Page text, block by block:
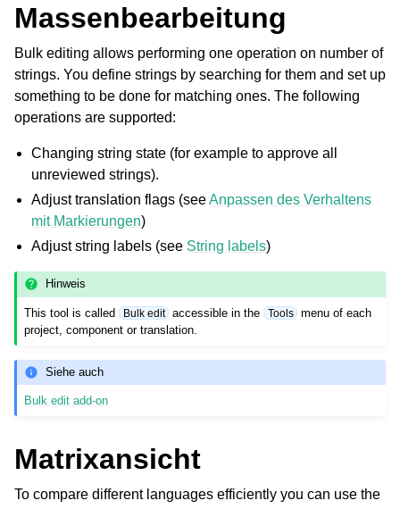
Massenbearbeitung
Bulk editing allows performing one operation on number of
strings. You define strings by searching for them and set up
something to be done for matching ones. The following
operations are supported:
Changing string state (for example to approve all
unreviewed strings).
Adjust translation flags (seeAnpassen des Verhaltens
mit Markierungen)
Adjust string labels (see String labels)
Hinweis
This tool is called Bulk edit accessible in the Tools
menu of each
project, component or translation.
Siehe auch
Bulk edit add-on
Matrixansicht
To compare different languages efficiently you can use the